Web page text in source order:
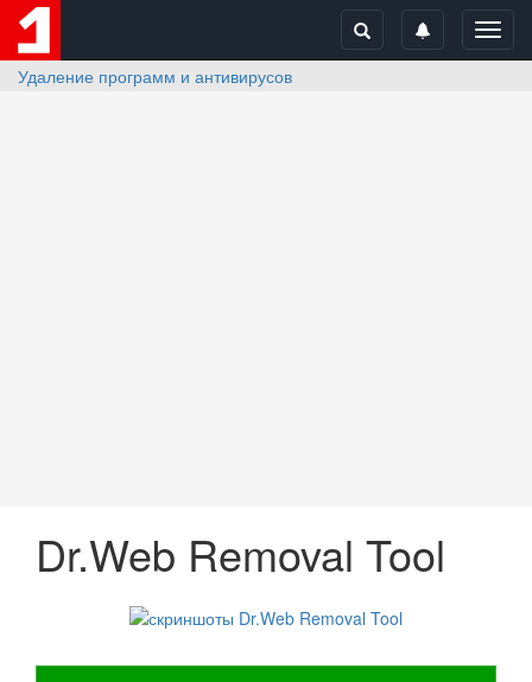
Удаление программ и антивирусов
Dr.Web Removal Tool